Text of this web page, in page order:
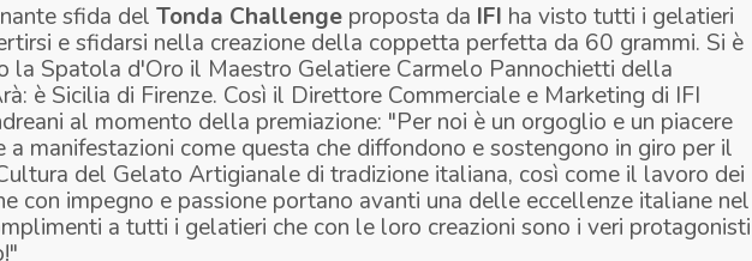
sfida del Tonda Challenge proposta da IFI ha visto tutti i gelatieri
e sfidarsi nella creazione della coppetta perfetta da 60 grammi. Si è
la Spatola d'Oro il Maestro Gelatiere Carmelo Pannochietti della
è Sicilia di Firenze. Così il Direttore Commerciale e Marketing di IFI
al momento della premiazione: "Per noi è un orgoglio e un piacere
a manifestazioni come questa che diffondono e sostengono in giro per il
del Gelato Artigianale di tradizione italiana, così come il lavoro dei
con impegno e passione portano avanti una delle eccellenze italiane nel
a tutti i gelatieri che con le loro creazioni sono i veri protagonisti